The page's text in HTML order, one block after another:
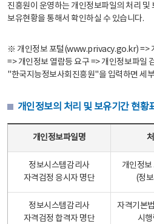
진흥원이 운영하는 개인정보파일의 처리 및
보유현황을 통해서 확인하실 수 있습니다.
※ 개인정보 포털(www.privacy.go.kr) =>
=> 개인정보 열람등 요구 => 개인정보파일
"한국지능정보사회진흥원"을 입력하면 세
개인정보의 처리 및 보유기간 현황
개인정보파일명
정보시스템감리사
자격검정 응시자 명단
개인정
(정
정보시스템감리사
자격검정 합격자 명단
자격기본
시